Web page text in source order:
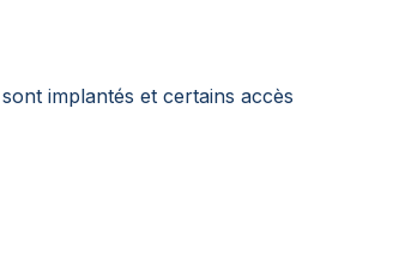
implantés et certains accès